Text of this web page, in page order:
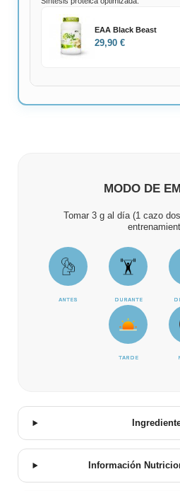
MODO DE
Tomar 3 g al día (1 cazo
ANTES DURANTE
TARDE
Información
EAA Black Beast
29,90 €